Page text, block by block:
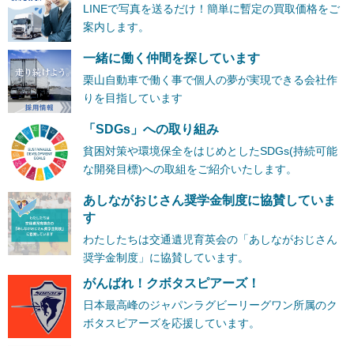
LINEで写真を送るだけ！簡単に暫定の買取価格をご
案内します。
一緒に働く仲間を探しています
栗山自動車で働く事で個人の夢が実現できる会社作
りを目指しています
「SDGs」への取り組み
貧困対策や環境保全をはじめとしたSDGs(持続可能
な開発目標)への取組をご紹介いたします。
あしながおじさん奨学金制度に協賛していま
す
わたしたちは交通遺児育英会の「あしながおじさん
奨学金制度」に協賛しています。
がんばれ！クボタスピアーズ！
日本最高峰のジャパンラグビーリーグワン所属のク
ボタスピアーズを応援しています。